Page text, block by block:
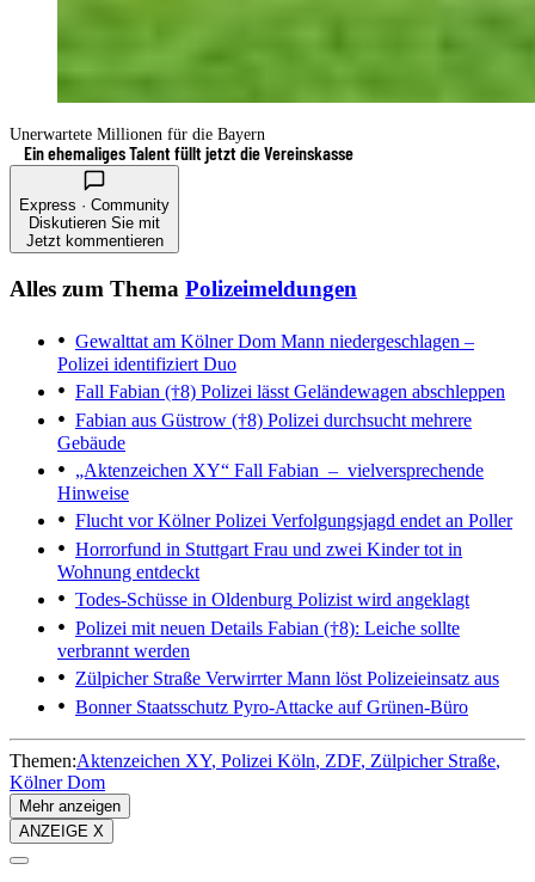
Unerwartete Millionen für die Bayern
Ein ehemaliges Talent füllt jetzt die Vereinskasse
Express · Community
Diskutieren Sie mit
Jetzt kommentieren
Alles zum Thema Polizeimeldungen
Gewalttat am Kölner Dom Mann niedergeschlagen –
Polizei identifiziert Duo
Fall Fabian (†8) Polizei lässt Geländewagen abschleppen
Fabian aus Güstrow (†8) Polizei durchsucht mehrere
Gebäude
„Aktenzeichen XY“ Fall Fabian – vielversprechende
Hinweise
Flucht vor Kölner Polizei Verfolgungsjagd endet an Poller
Horrorfund in Stuttgart Frau und zwei Kinder tot in
Wohnung entdeckt
Todes-Schüsse in Oldenburg Polizist wird angeklagt
Polizei mit neuen Details Fabian (†8): Leiche sollte
verbrannt werden
Zülpicher Straße Verwirrter Mann löst Polizeieinsatz aus
Bonner Staatsschutz Pyro-Attacke auf Grünen-Büro
Themen:Aktenzeichen XY Polizei Köln ZDF Zülpicher Straße
Kölner Dom
Mehr anzeigen
ANZEIGE X